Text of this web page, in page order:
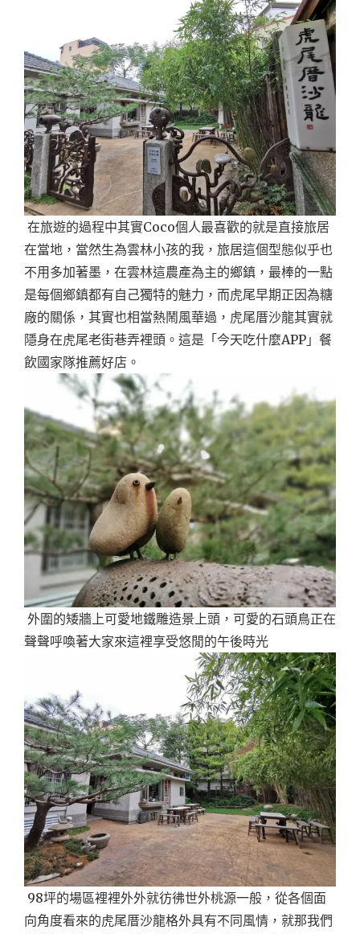
在旅遊的過程中其實Coco個人最喜歡的就是直接旅居
在當地，當然生為雲林小孩的我，旅居這個型態似乎也
不用多加著墨，在雲林這農產為主的鄉鎮，最棒的一點
是每個鄉鎮都有自己獨特的魅力，而虎尾早期正因為糖
廠的關係，其實也相當熱鬧風華過，虎尾厝沙龍其實就
隱身在虎尾老街巷弄裡頭。這是「今天吃什麼APP」餐
飲國家隊推薦好店。
外圍的矮牆上可愛地鐵雕造景上頭，可愛的石頭鳥正在
聲聲呼喚著大家來這裡享受悠閒的午後時光
98坪的場區裡裡外外就彷彿世外桃源一般，從各個面
向角度看來的虎尾厝沙龍格外具有不同風情，就那我們